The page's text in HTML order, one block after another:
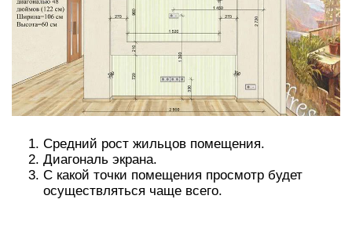
Средний рост жильцов помещения.
Диагональ экрана.
С какой точки помещения просмотр будет
осуществляться чаще всего.